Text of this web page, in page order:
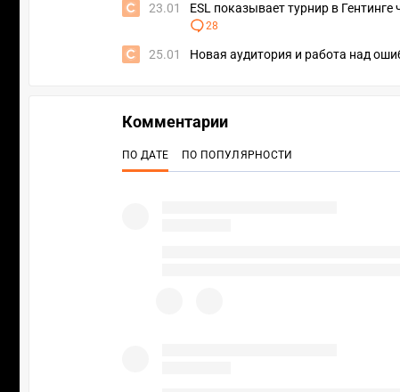
23.01 ESL показывает турнир в
28
25.01 Новая аудитория и работа над
Комментарии
ПО ДАТЕ ПО ПОПУЛЯРНОСТИ